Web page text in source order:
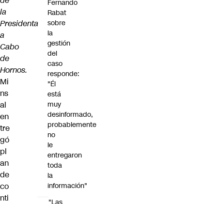
la
Presidenta
a
Cabo
de
Hornos.
Mi
ns
al
en
tre
gó
pl
an
de
co
nti
Fernando
Rabat
sobre
la
gestión
del
caso
responde:
"Él
está
muy
desinformado,
probablemente
no
le
entregaron
toda
la
información"
"Las